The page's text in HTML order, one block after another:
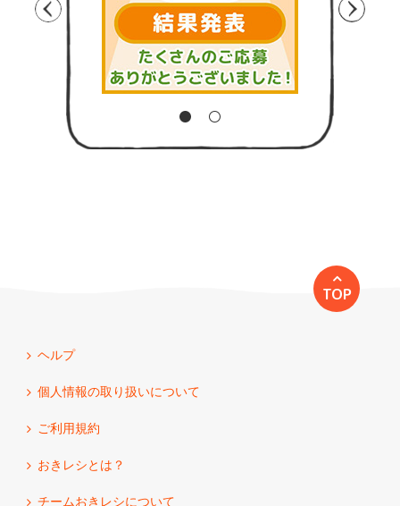
TOP
ヘルプ
個人情報の取り扱いについて
ご利用規約
おきレシとは？
チームおきレシについて